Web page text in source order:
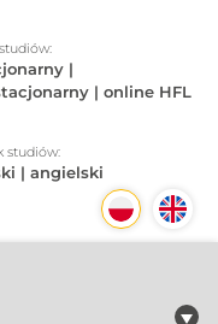
|
| online HFL
studiów:
| angielski